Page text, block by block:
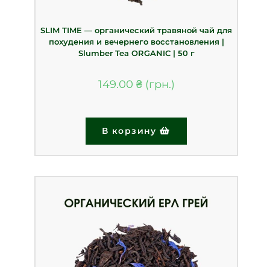
SLIM TIME — органический травяной чай для
похудения и вечернего восстановления |
Slumber Tea ORGANIC | 50 г
149.00 ₴
В корзину